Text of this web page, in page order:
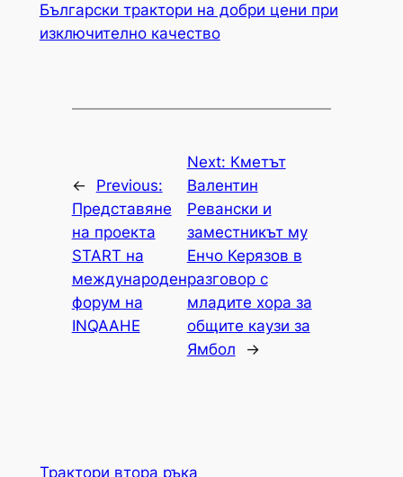
Български трактори на добри цени при
изключително качество
←
Previous:
Представяне
на проекта
START на
международен
форум на
INQAAHE
Next: Кметът
Валентин
Ревански и
заместникът му
Енчо Керязов в
разговор с
младите хора за
общите каузи за
Ямбол
→
Трактори втора ръка